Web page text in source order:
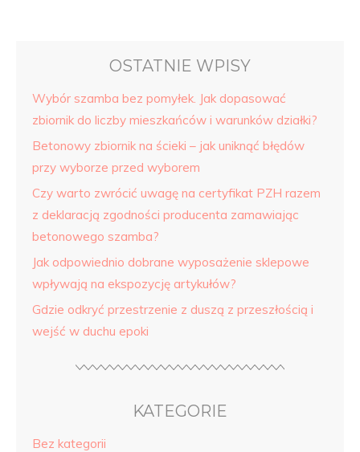
OSTATNIE WPISY
Wybór szamba bez pomyłek. Jak dopasować
zbiornik do liczby mieszkańców i warunków działki?
Betonowy zbiornik na ścieki – jak uniknąć błędów
przy wyborze przed wyborem
Czy warto zwrócić uwagę na certyfikat PZH razem
z deklaracją zgodności producenta zamawiając
betonowego szamba?
Jak odpowiednio dobrane wyposażenie sklepowe
wpływają na ekspozycję artykułów?
Gdzie odkryć przestrzenie z duszą z przeszłością i
wejść w duchu epoki
KATEGORIE
Bez kategorii